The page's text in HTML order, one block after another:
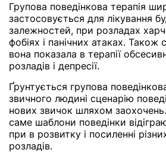
Групова поведінкова терапія
застосовується для лікування
залежностей, при розладах
фобіях і панічних атаках. Також
вона показала в терапії
розладів і депресії.
Ґрунтується групова
звичного людині сценарію
нових звичок шляхом
саме шаблони поведінки
при в розвитку і посиленні
розладів.